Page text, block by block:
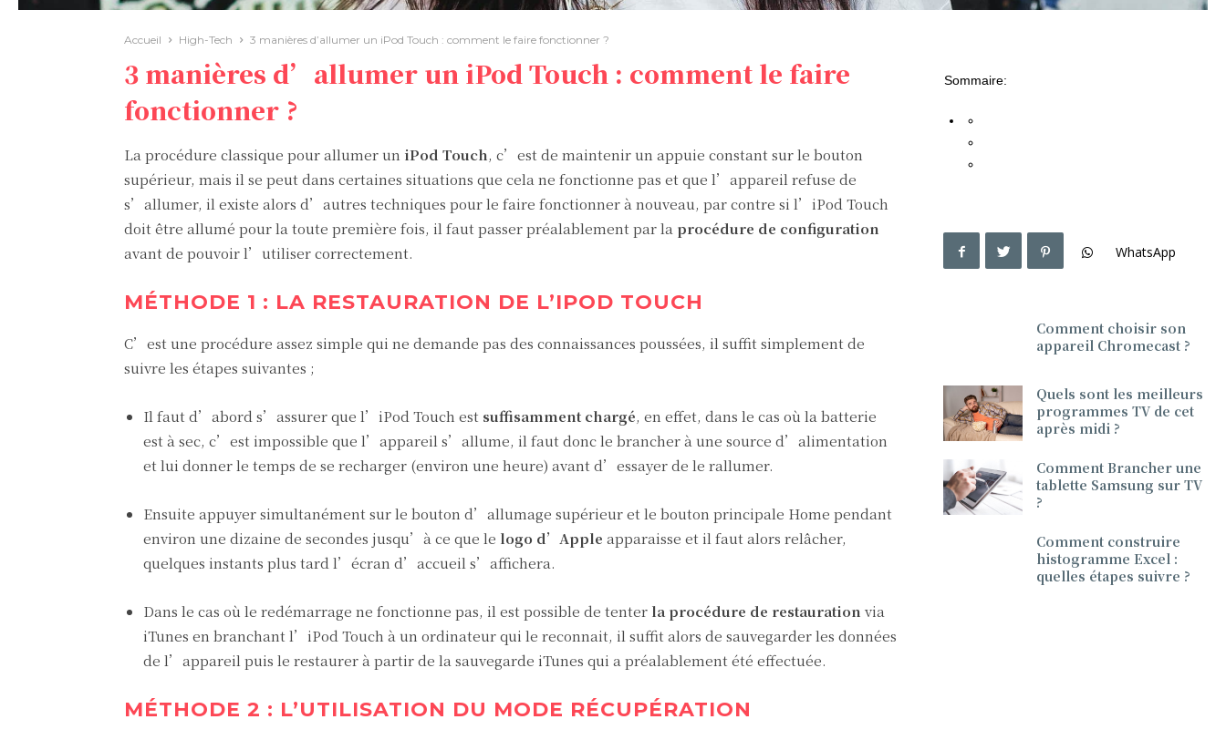
Accueil High-Tech 3 manières d’allumer un iPod Touch : comment le faire fonctionner ?
3 manières d’allumer un iPod Touch : comment le faire
fonctionner ?
La procédure classique pour allumer un iPod Touch, c’est de maintenir un appuie constant sur le bouton
supérieur, mais il se peut dans certaines situations que cela ne fonctionne pas et que l’appareil refuse de
s’allumer, il existe alors d’autres techniques pour le faire fonctionner à nouveau, par contre si l’iPod Touch
doit être allumé pour la toute première fois, il faut passer préalablement par la procédure de configuration
avant de pouvoir l’utiliser correctement.
MÉTHODE 1 : LA RESTAURATION DE L’IPOD TOUCH
C’est une procédure assez simple qui ne demande pas des connaissances poussées, il suffit simplement de
suivre les étapes suivantes ;
Il faut d’abord s’assurer que l’iPod Touch est suffisamment chargé, en effet, dans le cas où la batterie
est à sec, c’est impossible que l’appareil s’allume, il faut donc le brancher à une source d’alimentation
et lui donner le temps de se recharger (environ une heure) avant d’essayer de le rallumer.
Ensuite appuyer simultanément sur le bouton d’allumage supérieur et le bouton principale Home pendant
environ une dizaine de secondes jusqu’à ce que le logo d’Apple apparaisse et il faut alors relâcher,
quelques instants plus tard l’écran d’accueil s’affichera.
Dans le cas où le redémarrage ne fonctionne pas, il est possible de tenter la procédure de restauration via
iTunes en branchant l’iPod Touch à un ordinateur qui le reconnait, il suffit alors de sauvegarder les données
de l’appareil puis le restaurer à partir de la sauvegarde iTunes qui a préalablement été effectuée.
MÉTHODE 2 : L’UTILISATION DU MODE RÉCUPÉRATION
Sommaire:
WhatsApp
Comment choisir son
appareil Chromecast ?
Quels sont les meilleurs
programmes TV de cet
après midi ?
Comment Brancher une
tablette Samsung sur TV
?
Comment construire
histogramme Excel :
quelles étapes suivre ?